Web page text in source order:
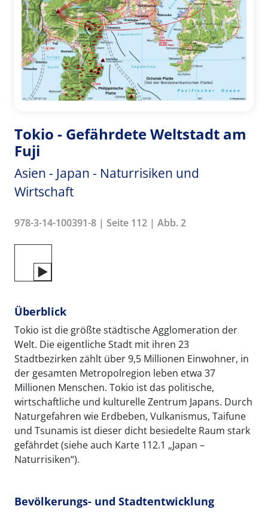
Tokio - Gefährdete Weltstadt am
Fuji
Asien - Japan - Naturrisiken und
Wirtschaft
978-3-14-100391-8 | Seite 112 | Abb. 2
Überblick
Tokio ist die größte städtische Agglomeration der
Welt. Die eigentliche Stadt mit ihren 23
Stadtbezirken zählt über 9,5 Millionen Einwohner, in
der gesamten Metropolregion leben etwa 37
Millionen Menschen. Tokio ist das politische,
wirtschaftliche und kulturelle Zentrum Japans. Durch
Naturgefahren wie Erdbeben, Vulkanismus, Taifune
und Tsunamis ist dieser dicht besiedelte Raum stark
gefährdet (siehe auch Karte 112.1 „Japan –
Naturrisiken“).
Bevölkerungs- und Stadtentwicklung